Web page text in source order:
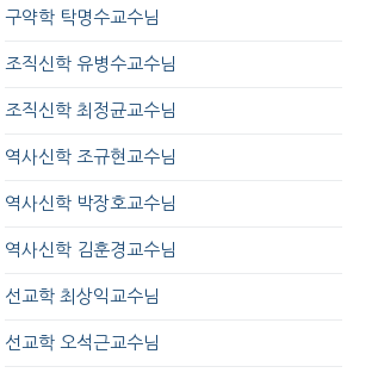
구약학 탁명수교수님
조직신학 유병수교수님
조직신학 최정균교수님
역사신학 조규현교수님
역사신학 박장호교수님
역사신학 김훈경교수님
선교학 최상익교수님
선교학 오석근교수님